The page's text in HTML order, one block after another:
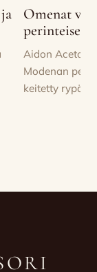
Omenat
Aidon Aceto
Modenan
keitetty